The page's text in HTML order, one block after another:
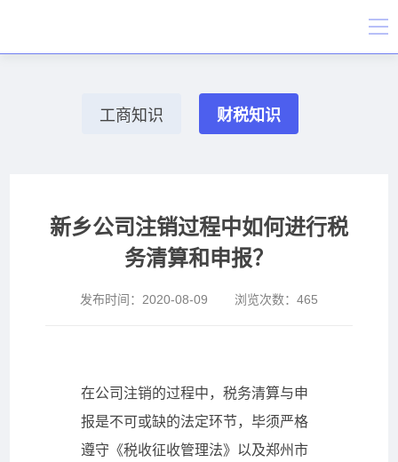
工商知识 财税知识
新乡公司注销过程中如何进行税
务清算和申报？
发布时间： 2020-08-09 浏览次数： 465
在公司注销的过程中，税务清算与申
报是不可或缺的法定环节，毕须严格
遵守《税收征收管理法》以及郑州市